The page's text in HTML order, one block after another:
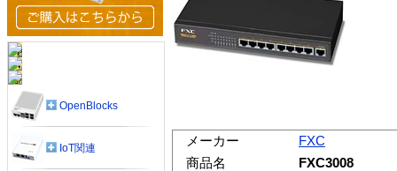
メーカー
FXC
商品名
FXC3008
OpenBlocks
IoT関連